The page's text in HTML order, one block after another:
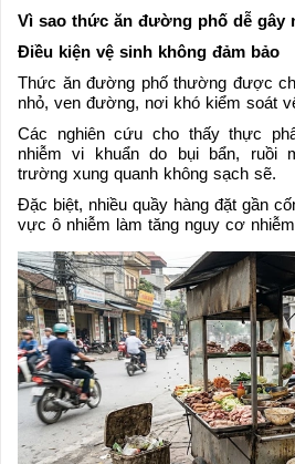
Vì sao thức ăn đường phố dễ gây
Điều kiện vệ sinh không đảm bảo
Thức ăn đường phố thường được
nhỏ, ven đường, nơi khó kiểm soát
Các nghiên cứu cho thấy thực
nhiễm vi khuẩn do bụi bẩn, ruồi
trường xung quanh không sạch sẽ.
Đặc biệt, nhiều quầy hàng đặt gần
vực ô nhiễm làm tăng nguy cơ